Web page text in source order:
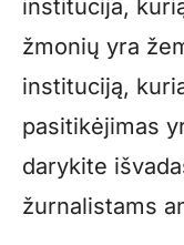
institucija,
žmonių yra
instituciją,
pasitikėjimas
darykite
žurnalistams